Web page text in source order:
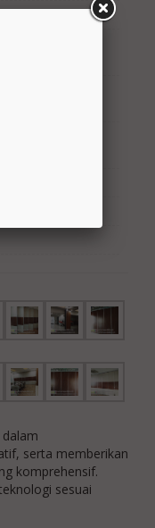
Bering, Roda
Anodized
serta memberikan
komprehensif.
sesuai